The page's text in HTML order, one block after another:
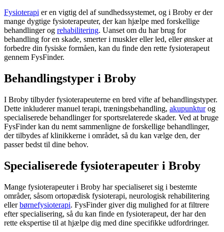
Fysioterapi er en vigtig del af sundhedssystemet, og i Broby er der
mange dygtige fysioterapeuter, der kan hjælpe med forskellige
behandlinger og rehabilitering. Uanset om du har brug for
behandling for en skade, smerter i muskler eller led, eller ønsker at
forbedre din fysiske formåen, kan du finde den rette fysioterapeut
gennem FysFinder.
Behandlingstyper i Broby
I Broby tilbyder fysioterapeuterne en bred vifte af behandlingstyper.
Dette inkluderer manuel terapi, træningsbehandling, akupunkturog
specialiserede behandlinger for sportsrelaterede skader. Ved at bruge
FysFinder kan du nemt sammenligne de forskellige behandlinger,
der tilbydes af klinikkerne i området, så du kan vælge den, der
passer bedst til dine behov.
Specialiserede fysioterapeuter i Broby
Mange fysioterapeuter i Broby har specialiseret sig i bestemte
områder, såsom ortopædisk fysioterapi, neurologisk rehabilitering
ellerbørnefysioterapi. FysFinder giver dig mulighed for at filtrere
efter specialisering, så du kan finde en fysioterapeut, der har den
rette ekspertise til at hjælpe dig med dine specifikke udfordringer.